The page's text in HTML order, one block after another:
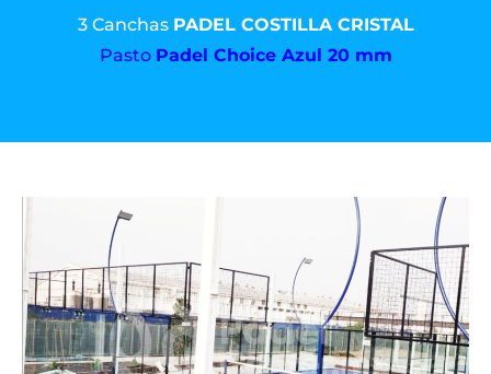
3 Canchas PADEL COSTILLA CRISTAL
Pasto Padel Choice Azul 20 mm